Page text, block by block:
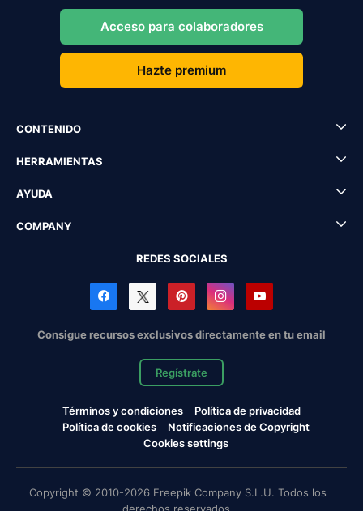
Acceso para colaboradores
Hazte premium
CONTENIDO
HERRAMIENTAS
AYUDA
COMPANY
REDES SOCIALES
Consigue recursos exclusivos directamente en tu email
Regístrate
Términos y condiciones
Política de privacidad
Política de cookies
Notificaciones de Copyright
Cookies settings
Copyright © 2010-2026 Freepik Company S.L.U. Todos los